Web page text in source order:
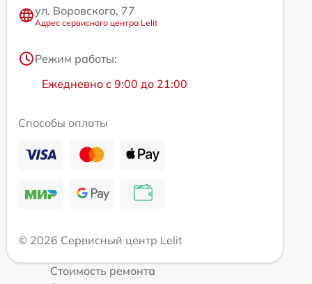
ул. Воровского, 77
Адрес сервисного центра Lelit
Режим работы:
Ежедневно с 9:00 до 21:00
Способы оплаты
© 2026 Сервисный центр Lelit
Стоимость ремонта